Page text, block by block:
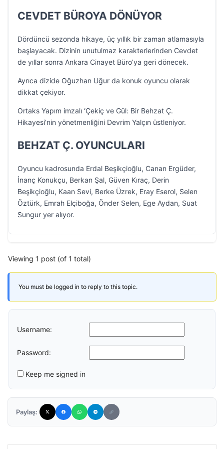
CEVDET BÜROYA DÖNÜYOR
Dördüncü sezonda hikaye, üç yıllık bir zaman atlamasıyla
başlayacak. Dizinin unutulmaz karakterlerinden Cevdet
de yıllar sonra Ankara Cinayet Büro’ya geri dönecek.
Ayrıca dizide Oğuzhan Uğur da konuk oyuncu olarak
dikkat çekiyor.
Ortaks Yapım imzalı ‘Çekiç ve Gül: Bir Behzat Ç.
Hikayesi’nin yönetmenliğini Devrim Yalçın üstleniyor.
BEHZAT Ç. OYUNCULARI
Oyuncu kadrosunda Erdal Beşikçioğlu, Canan Ergüder,
İnanç Konukçu, Berkan Şal, Güven Kıraç, Derin
Beşikçioğlu, Kaan Sevi, Berke Üzrek, Eray Eserol, Selen
Öztürk, Emrah Elçiboğa, Önder Selen, Ege Aydan, Suat
Sungur yer alıyor.
Viewing 1 post (of 1 total)
You must be logged in to reply to this topic.
Username:
Password:
Keep me signed in
Paylaş: